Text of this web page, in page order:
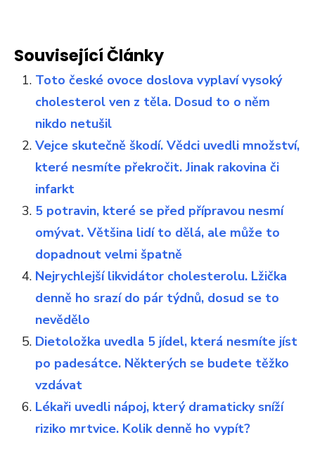
Související Články
Toto české ovoce doslova vyplaví vysoký
cholesterol ven z těla. Dosud to o něm
nikdo netušil
Vejce skutečně škodí. Vědci uvedli množství,
které nesmíte překročit. Jinak rakovina či
infarkt
5 potravin, které se před přípravou nesmí
omývat. Většina lidí to dělá, ale může to
dopadnout velmi špatně
Nejrychlejší likvidátor cholesterolu. Lžička
denně ho srazí do pár týdnů, dosud se to
nevědělo
Dietoložka uvedla 5 jídel, která nesmíte jíst
po padesátce. Některých se budete těžko
vzdávat
Lékaři uvedli nápoj, který dramaticky sníží
riziko mrtvice. Kolik denně ho vypít?